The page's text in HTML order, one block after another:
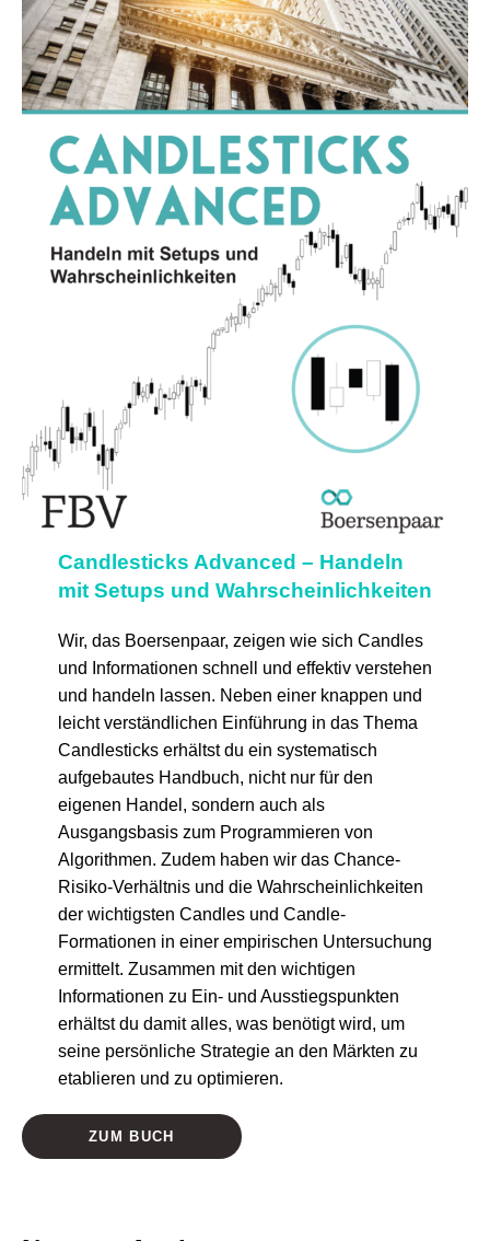
Candlesticks Advanced – Handeln
mit Setups und Wahrscheinlichkeiten
Wir, das Boersenpaar, zeigen wie sich Candles
und Informationen schnell und effektiv verstehen
und handeln lassen. Neben einer knappen und
leicht verständlichen Einführung in das Thema
Candlesticks erhältst du ein systematisch
aufgebautes Handbuch, nicht nur für den
eigenen Handel, sondern auch als
Ausgangsbasis zum Programmieren von
Algorithmen. Zudem haben wir das Chance-
Risiko-Verhältnis und die Wahrscheinlichkeiten
der wichtigsten Candles und Candle-
Formationen in einer empirischen Untersuchung
ermittelt. Zusammen mit den wichtigen
Informationen zu Ein- und Ausstiegspunkten
erhältst du damit alles, was benötigt wird, um
seine persönliche Strategie an den Märkten zu
etablieren und zu optimieren.
ZUM BUCH